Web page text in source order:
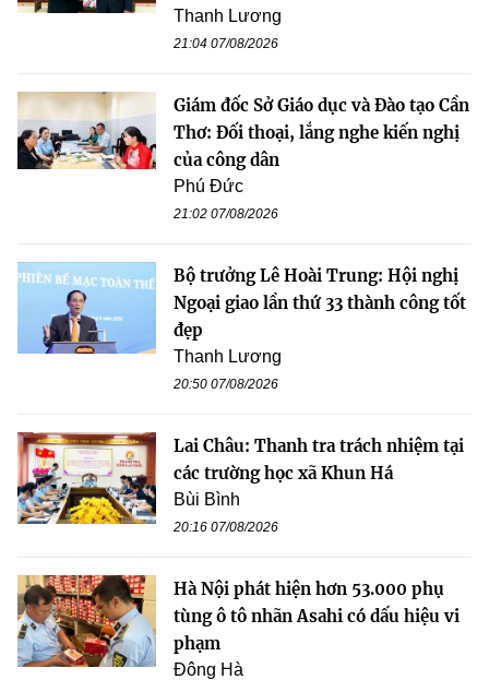
Thanh Lương
21:04 07/08/2026
Giám đốc Sở Giáo dục và Đào tạo Cần
Thơ: Đối thoại, lắng nghe kiến nghị
của công dân
Phú Đức
21:02 07/08/2026
Bộ trưởng Lê Hoài Trung: Hội nghị
Ngoại giao lần thứ 33 thành công tốt
đẹp
Thanh Lương
20:50 07/08/2026
Lai Châu: Thanh tra trách nhiệm tại
các trường học xã Khun Há
Bùi Bình
20:16 07/08/2026
Hà Nội phát hiện hơn 53.000 phụ
tùng ô tô nhãn Asahi có dấu hiệu vi
phạm
Đông Hà